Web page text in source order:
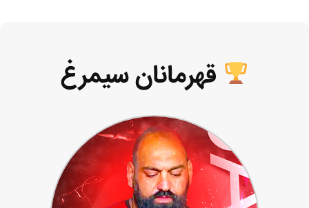
قهرمانان سیمرغ